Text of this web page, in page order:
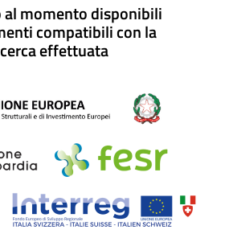
al momento disponibili
compatibili con la
effettuata